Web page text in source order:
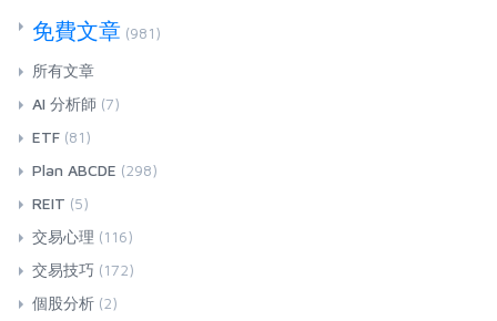
免費文章 (981)
所有文章
AI 分析師 (7)
ETF (81)
Plan ABCDE (298)
REIT (5)
交易心理 (116)
交易技巧 (172)
個股分析 (2)